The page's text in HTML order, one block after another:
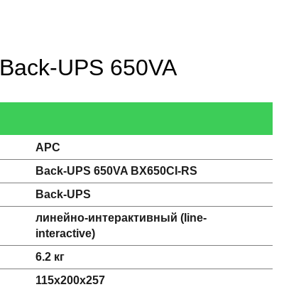
UPS 650VA
APC
Back-UPS 650VA BX650CI-RS
Back-UPS
линейно-интерактивный (line-
interactive)
6.2 кг
115x200x257